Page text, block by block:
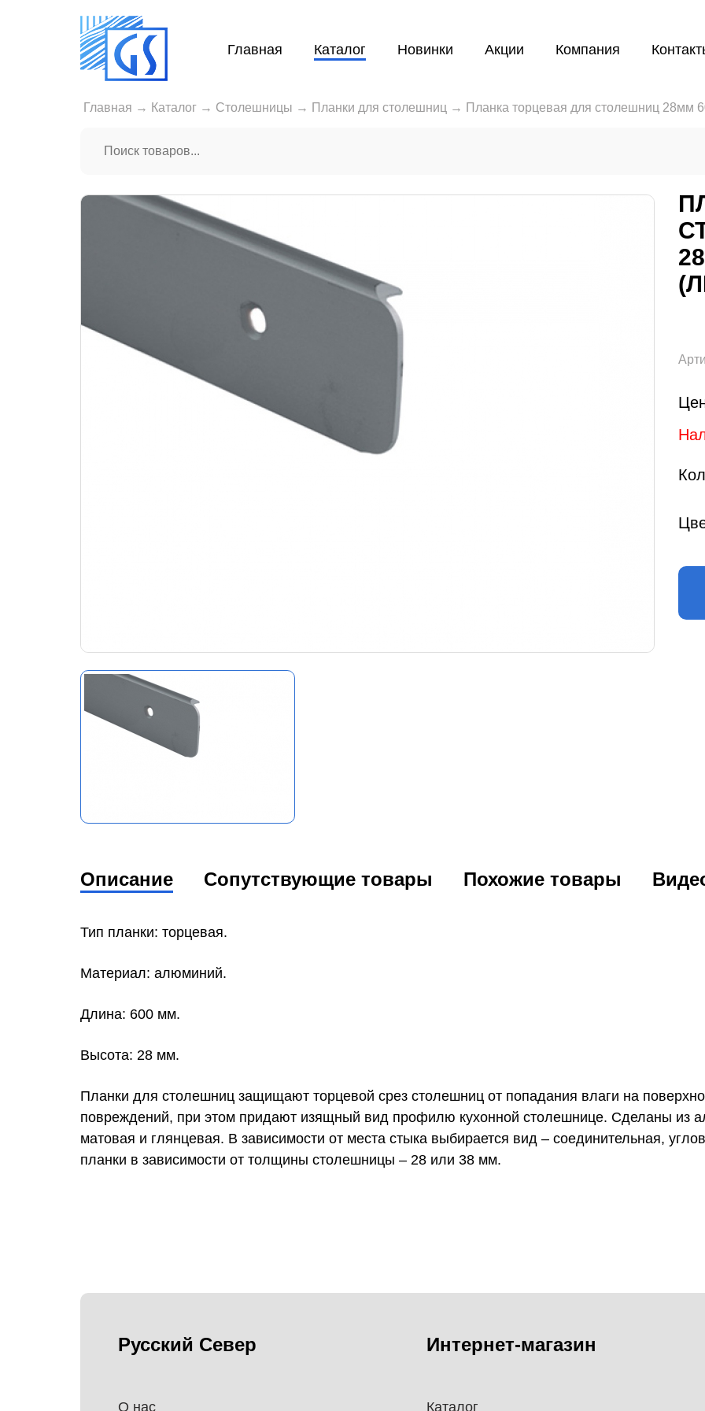
Главная Каталог Новинки Акции Компания
Главная → Каталог → Столешницы → Планки для столешниц → Планка торцевая для столешниц 28мм
Описание Сопутствующие товары Похожие товары
Тип планки: торцевая.
Материал: алюминий.
Длина: 600 мм.
Высота: 28 мм.
Планки для столешниц защищают торцевой срез столешниц от попадания влаги на
повреждений, при этом придают изящный вид профилю кухонной столешнице. Сделаны из
матовая и глянцевая. В зависимости от места стыка выбирается вид – соединительная,
планки в зависимости от толщины столешницы – 28 или 38 мм.
Русский Север
О нас
Интернет-магазин
Каталог